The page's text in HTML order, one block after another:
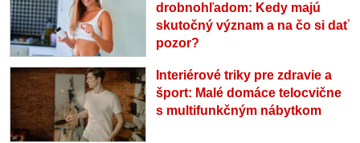
drobnohľadom: Kedy majú
skutočný význam a na čo si dať
pozor?
Interiérové triky pre zdravie a
šport: Malé domáce telocvične
s multifunkčným nábytkom